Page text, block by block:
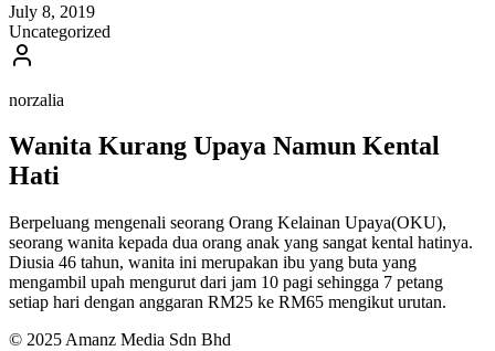
July 8, 2019
Uncategorized
norzalia
Wanita Kurang Upaya Namun Kental
Hati
Berpeluang mengenali seorang Orang Kelainan Upaya(OKU),
seorang wanita kepada dua orang anak yang sangat kental hatinya.
Diusia 46 tahun, wanita ini merupakan ibu yang buta yang
mengambil upah mengurut dari jam 10 pagi sehingga 7 petang
setiap hari dengan anggaran RM25 ke RM65 mengikut urutan.
© 2025 Amanz Media Sdn Bhd